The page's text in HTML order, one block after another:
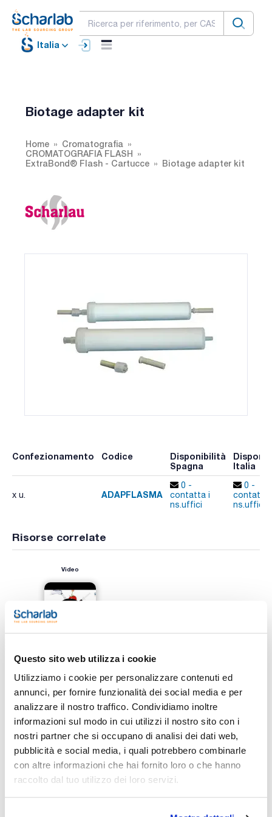
Questo sito web utilizza i cookie
Utilizziamo i cookie per personalizzare contenuti ed
annunci, per fornire funzionalità dei social media e per
analizzare il nostro traffico. Condividiamo inoltre
informazioni sul modo in cui utilizzi il nostro sito con i
nostri partner che si occupano di analisi dei dati web,
pubblicità e social media, i quali potrebbero combinarle
con altre informazioni che hai fornito loro o che hanno
raccolto dal tuo utilizzo dei loro servizi.
Italia
Biotage adapter kit
Home
Cromatografia
CROMATOGRAFIA FLASH
ExtraBond® Flash - Cartucce
Biotage adapter kit
Confezionamento Codice
Disponibilità
Spagna
Italia
x u. ADAPFLASMA
0 -
contatta i
ns.uffici
0 -
contatta
ns.uffici
Risorse correlate
Video
Stampa pagina prodotto
Caratteristiche
Descrizione : Adattatore per Flash Master®
Conf. (unità) : 1
La tecnica della cromatografia flash è sempre più utilizzata
per la sintesi e la purificazione. Scharlab offre le cartucce
ExtraBond® Flash Universal.
Caratteristiche tecniche:
di perdite a 100 psi;- Confezionate con silice ultrapura
Vedi di più